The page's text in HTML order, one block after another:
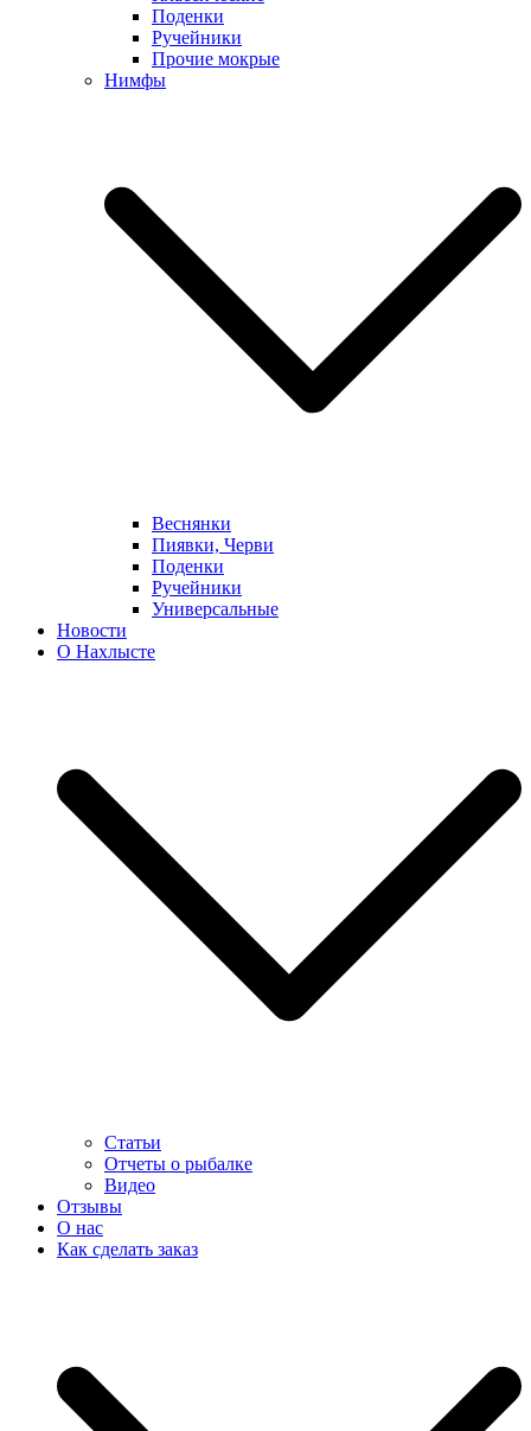
Поденки
Ручейники
Прочие мокрые
Нимфы
Веснянки
Пиявки, Черви
Поденки
Ручейники
Универсальные
Новости
О Нахлысте
Статьи
Отчеты о рыбалке
Видео
Отзывы
О нас
Как сделать заказ